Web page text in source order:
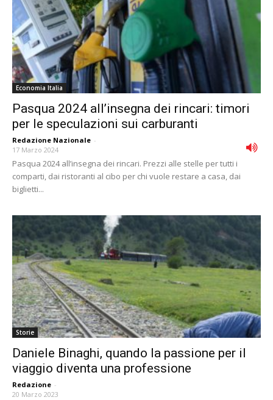
Economia Italia
Pasqua 2024 all’insegna dei rincari: timori
per le speculazioni sui carburanti
Redazione Nazionale -
17 Marzo 2024
Pasqua 2024 all’insegna dei rincari. Prezzi alle stelle per tutti i
comparti, dai ristoranti al cibo per chi vuole restare a casa, dai
biglietti...
Storie
Daniele Binaghi, quando la passione per il
viaggio diventa una professione
Redazione -
20 Marzo 2023